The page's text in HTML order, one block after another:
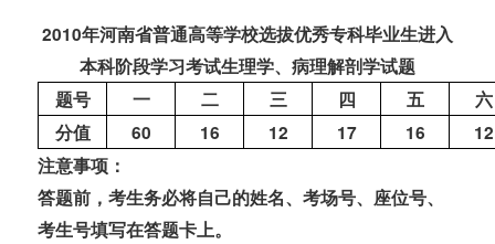
2010年河南省普通高等学校选拔优秀专科毕业生进入
本科阶段学习考试生理学、病理解剖学试题
题号
一 二 三 四 五
六
分值
60 16 12 17 16
12
注意事项：
答题前，考生务必将自己的姓名、考场号、座位号、
考生号填写在答题卡上。